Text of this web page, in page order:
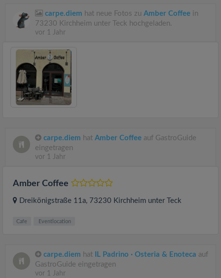
carpe.diem hat neue Fotos zu Amber Coffee in
73230 Kirchheim unter Teck hochgeladen.
vor 1 Jahr
carpe.diem hat Amber Coffee auf GastroGuide
eingetragen
vor 1 Jahr
Amber Coffee
Dreikönigstraße 11a, 73230 Kirchheim unter Teck
Cafe Eventlocation
carpe.diem hat IL Padrino · Osteria & Enoteca auf
GastroGuide eingetragen
vor 1 Jahr